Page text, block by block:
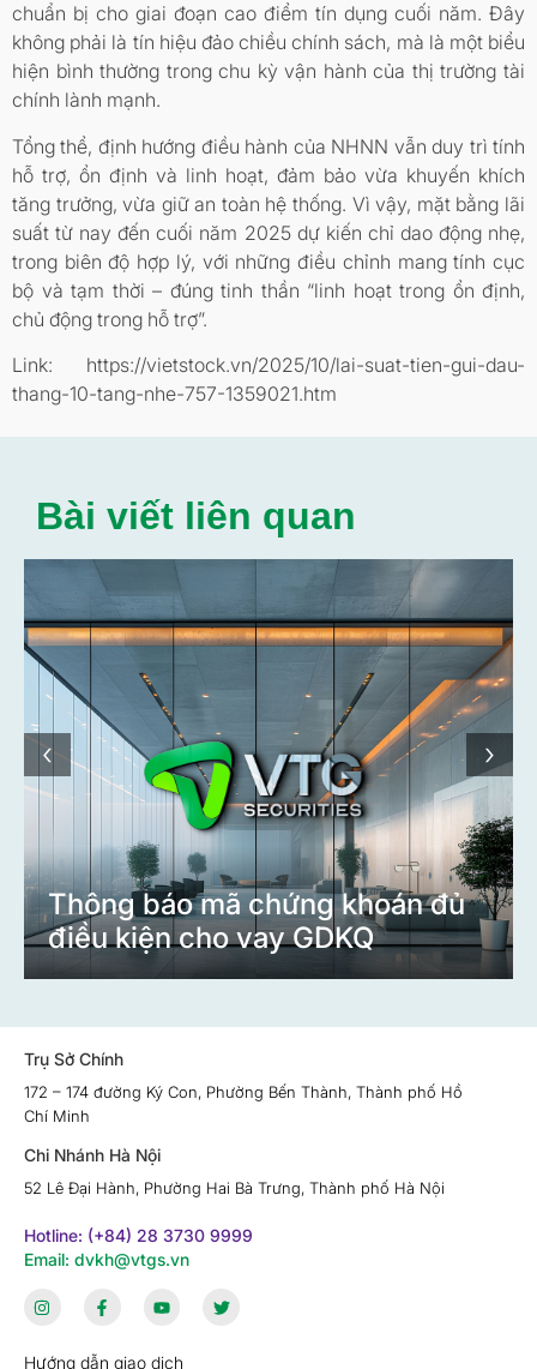
chuẩn bị cho giai đoạn cao điểm tín dụng cuối năm. Đây
không phải là tín hiệu đảo chiều chính sách, mà là một biểu
hiện bình thường trong chu kỳ vận hành của thị trường tài
chính lành mạnh.
Tổng thể, định hướng điều hành của NHNN vẫn duy trì tính
hỗ trợ, ổn định và linh hoạt, đảm bảo vừa khuyến khích
tăng trưởng, vừa giữ an toàn hệ thống. Vì vậy, mặt bằng lãi
suất từ nay đến cuối năm 2025 dự kiến chỉ dao động nhẹ,
trong biên độ hợp lý, với những điều chỉnh mang tính cục
bộ và tạm thời – đúng tinh thần “linh hoạt trong ổn định,
chủ động trong hỗ trợ”.
Link: https://vietstock.vn/2025/10/lai-suat-tien-gui-dau-
thang-10-tang-nhe-757-1359021.htm
Bài viết liên quan
Thông báo mã chứng khoán đủ
điều kiện cho vay GDKQ
‹ ›
Trụ Sở Chính
172 – 174 đường Ký Con, Phường Bến Thành, Thành phố Hồ
Chí Minh
Chi Nhánh Hà Nội
52 Lê Đại Hành, Phường Hai Bà Trưng, Thành phố Hà Nội
Hotline: (+84) 28 3730 9999
Email: dvkh@vtgs.vn
Hướng dẫn giao dịch